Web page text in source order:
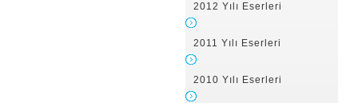
2012 Yılı Eserleri
2011 Yılı Eserleri
2010 Yılı Eserleri